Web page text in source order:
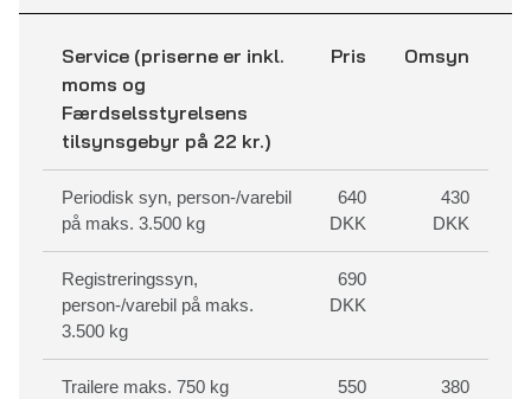
Service (priserne er inkl.
moms og
Færdselsstyrelsens
tilsynsgebyr på 22 kr.)
Pris Omsyn
Periodisk syn, person-/varebil
på maks. 3.500 kg
640
DKK
430
DKK
Registreringssyn,
person-/varebil på maks.
3.500 kg
690
DKK
Trailere maks. 750 kg
550
380